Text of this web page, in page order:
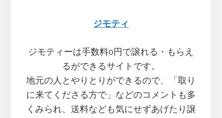
ジモティ
ジモティーは手数料0円で譲れる・もらえ
るができるサイトです。
地元の人とやりとりができるので、「取り
に来てくださる方で」などのコメントも多
くみられ、送料なども気にせずあげたり譲